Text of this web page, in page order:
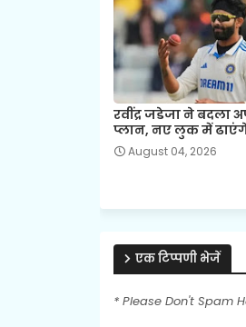
रवींद्र जडेजा ने बदला
प्लान, नए लुक में
August 04, 2026
एक टिप्पणी भेजें
* Please Don't Spam